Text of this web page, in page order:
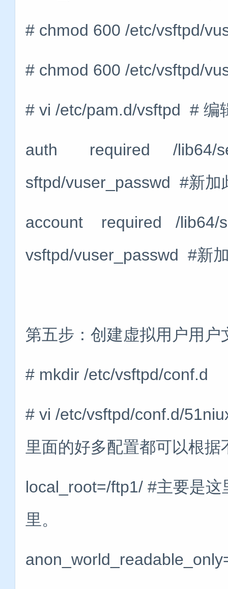
# chmod 600 /etc/vsftpd/
# chmod 600 /etc/vsftpd/
# vi /etc/pam.d/vsftpd # 编
auth required /lib64/
sftpd/vuser_passwd #新加
account required /lib64/
vsftpd/vuser_passwd #新
第五步：创建虚拟用户用户
# mkdir /etc/vsftpd/conf.d
# vi /etc/vsftpd/conf.d/
里面的好多配置都可以根
local_root=/ftp1/ #主要是
里。